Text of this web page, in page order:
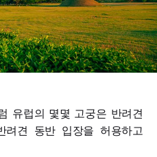
유럽의 몇몇 고궁은 반려견
견 동반 입장을 허용하고